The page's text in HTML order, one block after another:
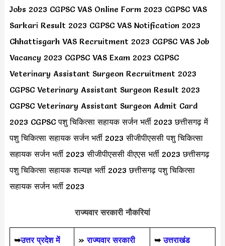
Jobs 2023 CGPSC VAS Online Form 2023 CGPSC VAS
Sarkari Result 2023 CGPSC VAS Notification 2023
Chhattisgarh VAS Recruitment 2023 CGPSC VAS Job
Vacancy 2023 CGPSC VAS Exam 2023 CGPSC
Veterinary Assistant Surgeon Recruitment 2023
CGPSC Veterinary Assistant Surgeon Result 2023
CGPSC Veterinary Assistant Surgeon Admit Card
2023 CGPSC पशु चिकित्सा सहायक सर्जन भर्ती 2023 छत्तीसगढ़ में
पशु चिकित्सा सहायक सर्जन भर्ती 2023 सीजीपीएससी पशु चिकित्सा
सहायक सर्जन भर्ती 2023 सीजीपीएससी वीएएस भर्ती 2023 छत्तीसगढ़
पशु चिकित्सा सहायक शल्यज्ञ भर्ती 2023 छत्तीसगढ़ पशु चिकित्सा
सहायक सर्जन भर्ती 2023
राज्यवार सरकारी नौकरियां
➥उत्तर प्रदेश में
»राज्यवार सरकारी
➥ उत्तराखंड